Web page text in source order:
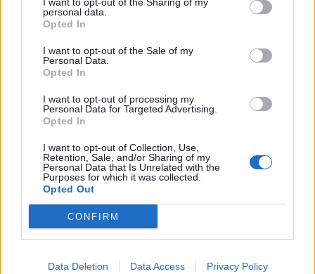
personal data.
Opted In
I want to opt-out of the Sale of my
Personal Data.
Opted In
I want to opt-out of processing my
Personal Data for Targeted Advertising.
Opted In
I want to opt-out of Collection, Use,
Retention, Sale, and/or Sharing of my
Personal Data that Is Unrelated with the
Purposes for which it was collected.
Opted Out
CONFIRM
Data Deletion Data Access Privacy Policy
TAIP PAT SKAITYKITE
Kriminalai
Keistas smurtinis
sutramdytą agresyvų
Kraupi avarija prie
brangiausius žmones: